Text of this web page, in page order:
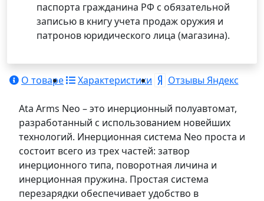
паспорта гражданина РФ с обязательной
записью в книгу учета продаж оружия и
патронов юридического лица (магазина).
О товаре Характеристики Отзывы Яндекс
Ata Arms Neo – это инерционный полуавтомат,
разработанный с использованием новейших
технологий. Инерционная система Neo проста и
состоит всего из трех частей: затвор
инерционного типа, поворотная личина и
инерционная пружина. Простая система
перезарядки обеспечивает удобство в